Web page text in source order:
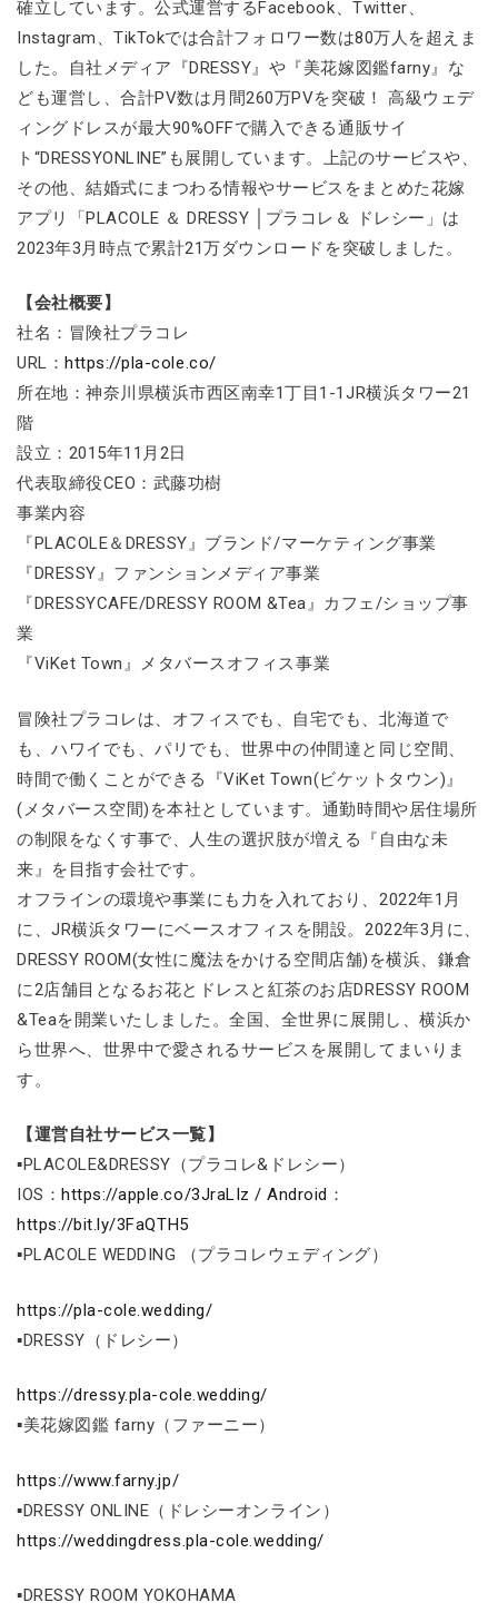
確立しています。公式運営するFacebook、Twitter、
Instagram、TikTokでは合計フォロワー数は80万人を超えま
した。自社メディア『DRESSY』や『美花嫁図鑑farny』な
ども運営し、合計PV数は月間260万PVを突破！ 高級ウェデ
ィングドレスが最大90%OFFで購入できる通販サイ
ト“DRESSYONLINE”も展開しています。上記のサービスや、
その他、結婚式にまつわる情報やサービスをまとめた花嫁
アプリ「PLACOLE ＆ DRESSY │プラコレ＆ ドレシー」は
2023年3月時点で累計21万ダウンロードを突破しました。
【会社概要】
社名：冒険社プラコレ
URL：https://pla-cole.co/
所在地：神奈川県横浜市西区南幸1丁目1-1JR横浜タワー21
階
設立：2015年11月2日
代表取締役CEO：武藤功樹
事業内容
『PLACOLE＆DRESSY』ブランド/マーケティング事業
『DRESSY』ファンションメディア事業
『DRESSYCAFE/DRESSY ROOM &Tea』カフェ/ショップ事
業
『ViKet Town』メタバースオフィス事業
冒険社プラコレは、オフィスでも、自宅でも、北海道で
も、ハワイでも、パリでも、世界中の仲間達と同じ空間、
時間で働くことができる『ViKet Town(ビケットタウン)』
(メタバース空間)を本社としています。通勤時間や居住場所
の制限をなくす事で、人生の選択肢が増える『自由な未
来』を目指す会社です。
オフラインの環境や事業にも力を入れており、2022年1月
に、JR横浜タワーにベースオフィスを開設。2022年3月に、
DRESSY ROOM(女性に魔法をかける空間店舗)を横浜、鎌倉
に2店舗目となるお花とドレスと紅茶のお店DRESSY ROOM
&Teaを開業いたしました。全国、全世界に展開し、横浜か
ら世界へ、世界中で愛されるサービスを展開してまいりま
す。
【運営自社サービス一覧】
▪PLACOLE&DRESSY（プラコレ&ドレシー）
IOS：https://apple.co/3JraLIz / Android ：
https://bit.ly/3FaQTH5
▪PLACOLE WEDDING （プラコレウェディング）
https://pla-cole.wedding/
▪DRESSY（ドレシー）
https://dressy.pla-cole.wedding/
▪美花嫁図鑑 farny（ファーニー）
https://www.farny.jp/
▪DRESSY ONLINE（ドレシーオンライン）
https://weddingdress.pla-cole.wedding/
▪DRESSY ROOM YOKOHAMA